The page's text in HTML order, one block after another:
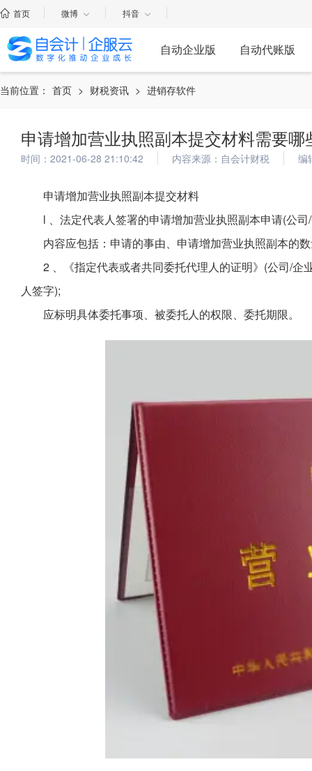
首页 微博 抖音
自动企业版 自动代账版
当前位置： 首页 > 财税资讯 > 进销存软件
申请增加营业执照副本提交材料需要哪
时间：2021-06-28 21:10:42 内容来源：自会计财税 编
申请增加营业执照副本提交材料
l 、法定代表人签署的申请增加营业执照副本申请(公
内容应包括：申请的事由、申请增加营业执照副本的
2 、《指定代表或者共同委托代理人的证明》(公司/
人签字);
应标明具体委托事项、被委托人的权限、委托期限。